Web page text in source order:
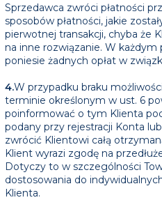
Sprzedawca zwróci płatności
sposobów płatności, jakie
pierwotnej transakcji, chyba że
na inne rozwiązanie. W każdym
poniesie żadnych opłat w
4.W przypadku braku
terminie określonym w ust. 6
poinformować o tym Klienta
podany przy rejestracji Konta
zwrócić Klientowi całą
Klient wyrazi zgodę na
Dotyczy to w szczególności
dostosowania do
Klienta.